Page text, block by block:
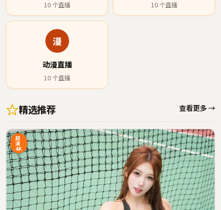
10 个直播 10 个直播
漫
动漫直播
10 个直播
精选推荐 查看更多 →
超
清
4K